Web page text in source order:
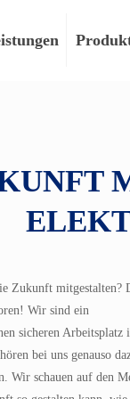
Zukunft mitgestalten?
Wir sind ein
sicheren Arbeitsplatz
bei uns genauso
Wir schauen auf den